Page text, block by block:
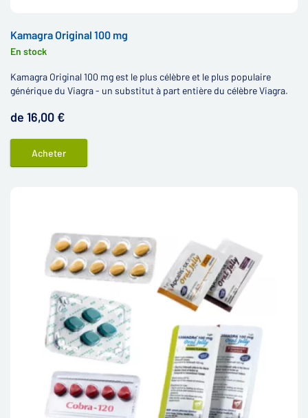
Kamagra Original 100 mg
En stock
Kamagra Original 100 mg est le plus célèbre et le plus populaire
générique du Viagra - un substitut à part entière du célèbre Viagra.
de 16,00 €
Acheter